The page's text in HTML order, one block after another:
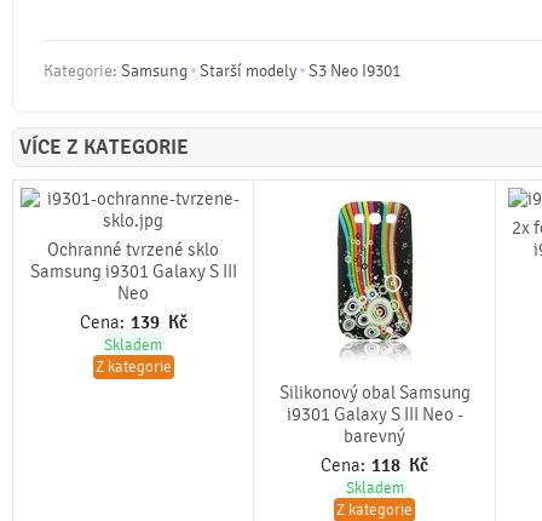
Kategorie: Samsung Starší modely S3 Neo I9301
VÍCE Z KATEGORIE
Ochranné tvrzené sklo
Samsung i9301 Galaxy S III
Neo
Cena: 139 Kč
Skladem
Z kategorie
Silikonový obal Samsung
i9301 Galaxy S III Neo -
barevný
Cena: 118 Kč
Skladem
Z kategorie
2x